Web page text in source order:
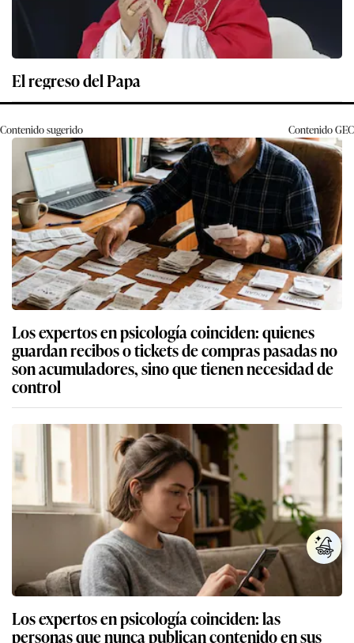
El regreso del Papa
Contenido sugerido ContenidoGEC
Los expertos en psicología coinciden: quienes
guardan recibos o tickets de compras pasadas no
son acumuladores, sino que tienen necesidad de
control
Los expertos en psicología coinciden: las
personas que nunca publican contenido en sus